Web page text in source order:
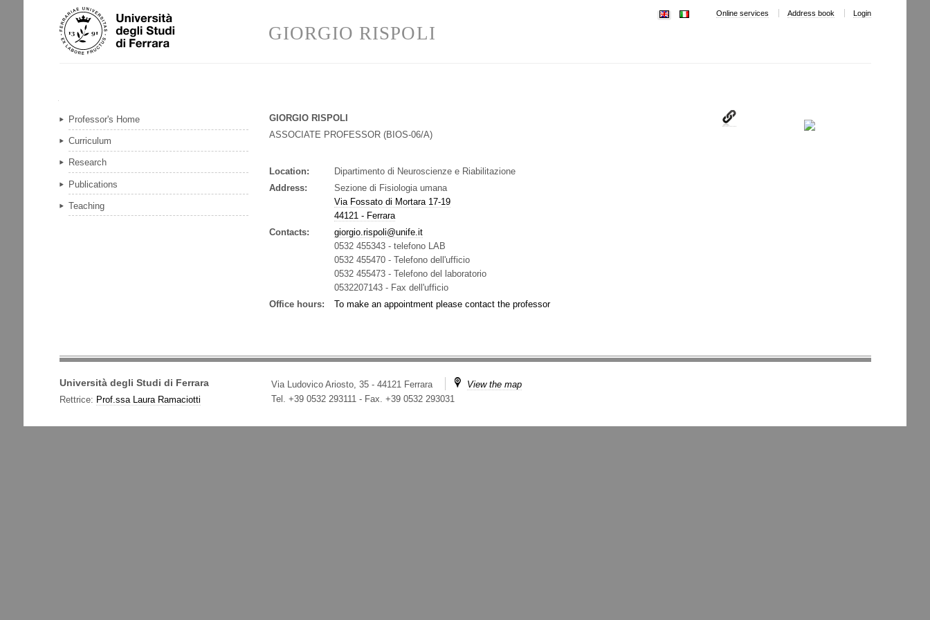
Skip
to
content.
Personal
tools
GIORGIO RISPOLI
Online services Address book Login
GIORGIO RISPOLI
ASSOCIATE PROFESSOR(BIOS-06/A)
Location:
Dipartimento di Neuroscienze e Riabilitazione
Address:
Sezione di Fisiologia umana
Via Fossato di Mortara 17-19
44121 - Ferrara
Contacts:
giorgio.rispoli@unife.it
0532 455343- telefono LAB
0532 455470- Telefono dell'ufficio
0532 455473- Telefono del laboratorio
0532207143- Fax dell'ufficio
Office hours:
To make an appointment please contact the professor
Professor's Home
Curriculum
Research
Publications
Teaching
Università degli Studi di Ferrara
Rettrice: Prof.ssa Laura Ramaciotti
Via Ludovico Ariosto, 35 - 44121 Ferrara
View the map
Tel. +39 0532 293111- Fax. +39 0532 293031